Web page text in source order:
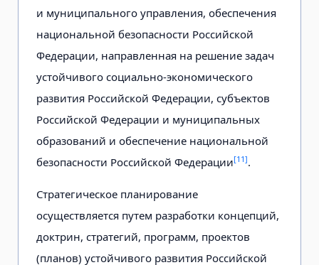
и муниципального управления, обеспечения
национальной безопасности Российской
Федерации, направленная на решение задач
устойчивого социально-экономического
развития Российской Федерации, субъектов
Российской Федерации и муниципальных
образований и обеспечение национальной
безопасности Российской Федерации[11].
Стратегическое планирование
осуществляется путем разработки концепций,
доктрин, стратегий, программ, проектов
(планов) устойчивого развития Российской